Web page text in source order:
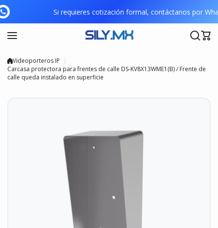
Saltar al contenido
Si requieres cotización formal, contáctanos por
Videoporteros IP
Carcasa protectora para frentes de calle DS-KV8X13WME1(B) / Frente de
calle queda instalado en superficie